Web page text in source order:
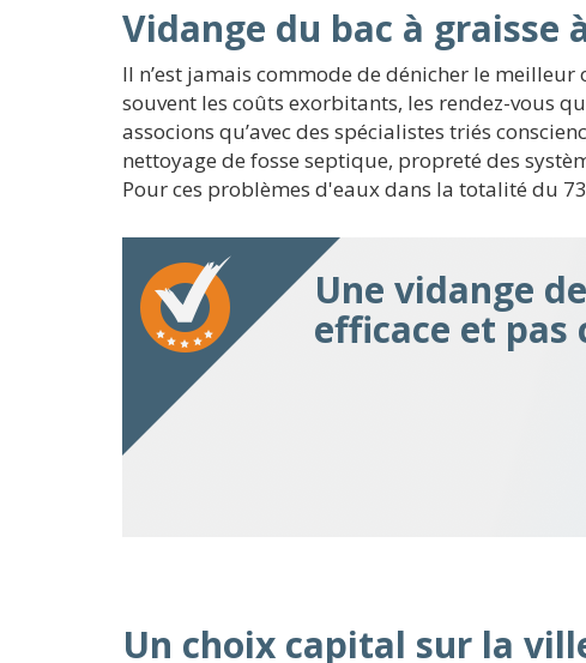
Vidange du bac à graisse
Il n’est jamais commode de dénicher le
souvent les coûts exorbitants, les rendez-vous
associons qu’avec des spécialistes triés
nettoyage de fosse septique, propreté des
Pour ces problèmes d'eaux dans la totalité du
Une vidange
efficace et pas
Un choix capital sur la